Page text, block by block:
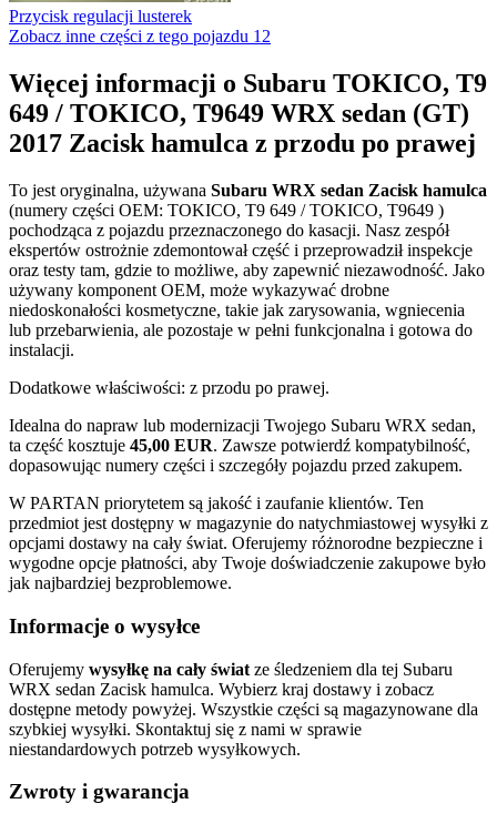
Przycisk regulacji lusterek
Zobacz inne części z tego pojazdu 12
Więcej informacji o Subaru TOKICO, T9
649 / TOKICO, T9649 WRX sedan (GT)
2017 Zacisk hamulca z przodu po prawej
To jest oryginalna, używana Subaru WRX sedan Zacisk hamulca
(numery części OEM: TOKICO, T9 649 / TOKICO, T9649 )
pochodząca z pojazdu przeznaczonego do kasacji. Nasz zespół
ekspertów ostrożnie zdemontował część i przeprowadził inspekcje
oraz testy tam, gdzie to możliwe, aby zapewnić niezawodność. Jako
używany komponent OEM, może wykazywać drobne
niedoskonałości kosmetyczne, takie jak zarysowania, wgniecenia
lub przebarwienia, ale pozostaje w pełni funkcjonalna i gotowa do
instalacji.
Dodatkowe właściwości: z przodu po prawej.
Idealna do napraw lub modernizacji Twojego Subaru WRX sedan,
ta część kosztuje 45,00 EUR. Zawsze potwierdź kompatybilność,
dopasowując numery części i szczegóły pojazdu przed zakupem.
W PARTAN priorytetem są jakość i zaufanie klientów. Ten
przedmiot jest dostępny w magazynie do natychmiastowej wysyłki z
opcjami dostawy na cały świat. Oferujemy różnorodne bezpieczne i
wygodne opcje płatności, aby Twoje doświadczenie zakupowe było
jak najbardziej bezproblemowe.
Informacje o wysyłce
Oferujemy wysyłkę na cały świat ze śledzeniem dla tej Subaru
WRX sedan Zacisk hamulca. Wybierz kraj dostawy i zobacz
dostępne metody powyżej. Wszystkie części są magazynowane dla
szybkiej wysyłki. Skontaktuj się z nami w sprawie
niestandardowych potrzeb wysyłkowych.
Zwroty i gwarancja